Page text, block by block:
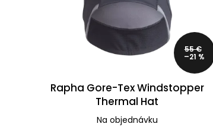
55 €
–21 %
Rapha Gore-Tex Windstopper
Thermal Hat
Na objednávku